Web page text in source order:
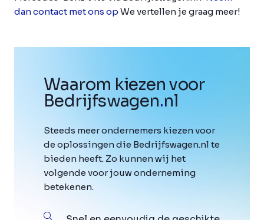
dan contact met ons op We vertellen je graag meer!
Waarom kiezen voor
Bedrijfswagen.nl
Steeds meer ondernemers kiezen voor
de oplossingen die Bedrijfswagen.nl te
bieden heeft. Zo kunnen wij het
volgende voor jouw onderneming
betekenen.